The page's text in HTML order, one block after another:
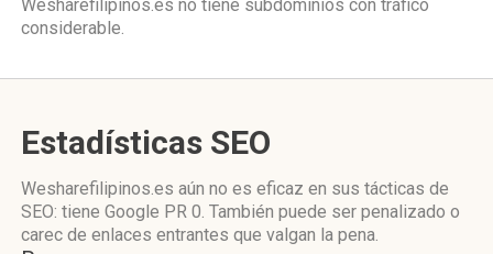
Wesharefilipinos.es no tiene subdominios con tráfico
considerable.
Estadísticas SEO
Wesharefilipinos.es aún no es eficaz en sus tácticas de
SEO: tiene Google PR 0. También puede ser penalizado o
carec de enlaces entrantes que valgan la pena.